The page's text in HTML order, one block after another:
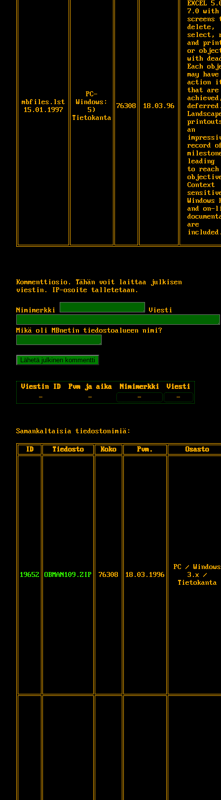
mbfiles.lst
15.01.1997
PC-
Windows:
5)
Tietokanta
76308 18.03.96
EXCEL
7.0
screens
delete,
select,
and
or
with
Each
may have
action
that are
an
record
leading
to reach
Context
Windows
and on-
are
Kommenttiosio. Tähän voit laittaa julkisen
viestin. IP-osoite talletetaan.
Nimimerkki Viesti
Mikä oli MBnetin tiedostoalueen nimi?
Viestin ID Pvm ja aika Nimimerkki
Viesti
-
- - -
Samankaltaisia tiedostonimiä:
ID Tiedosto Koko Pvm. Osasto
19652 OBMAN109.ZIP 76308 18.03.1996
PC / Windows
3.x /
Tietokanta